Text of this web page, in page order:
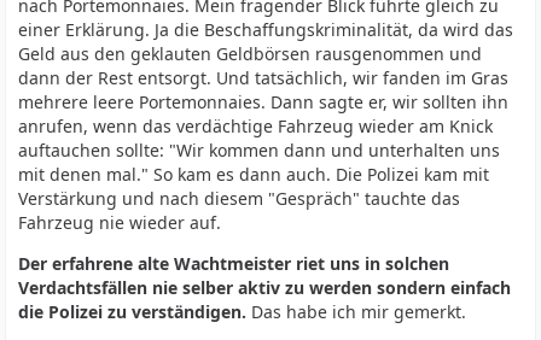
nach Portemonnaies. Mein fragender Blick führte gleich zu
einer Erklärung. Ja die Beschaffungskriminalität, da wird das
Geld aus den geklauten Geldbörsen rausgenommen und
dann der Rest entsorgt. Und tatsächlich, wir fanden im Gras
mehrere leere Portemonnaies. Dann sagte er, wir sollten ihn
anrufen, wenn das verdächtige Fahrzeug wieder am Knick
auftauchen sollte: "Wir kommen dann und unterhalten uns
mit denen mal." So kam es dann auch. Die Polizei kam mit
Verstärkung und nach diesem "Gespräch" tauchte das
Fahrzeug nie wieder auf.
Der erfahrene alte Wachtmeister riet uns in solchen
Verdachtsfällen nie selber aktiv zu werden sondern einfach
die Polizei zu verständigen. Das habe ich mir gemerkt.